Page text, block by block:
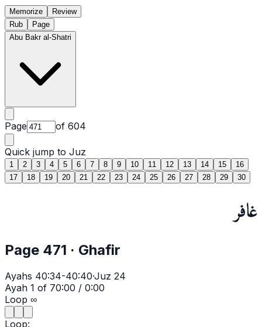
Memorize
Review
Rub
Page
Abu Bakr al-Shatri
Page of 604
Quick jump to Juz
1 2 3 4 5 6 7 8 9 10 11 12 13 14 15
16
17
18 19 20 21 22 23 24 25 26 27 28 29 30
غافر
Page 471 · Ghafir
Ayahs 40:34-40:40·Juz 24
Ayah 1 of 70:00 / 0:00
Loop ∞
Loop: